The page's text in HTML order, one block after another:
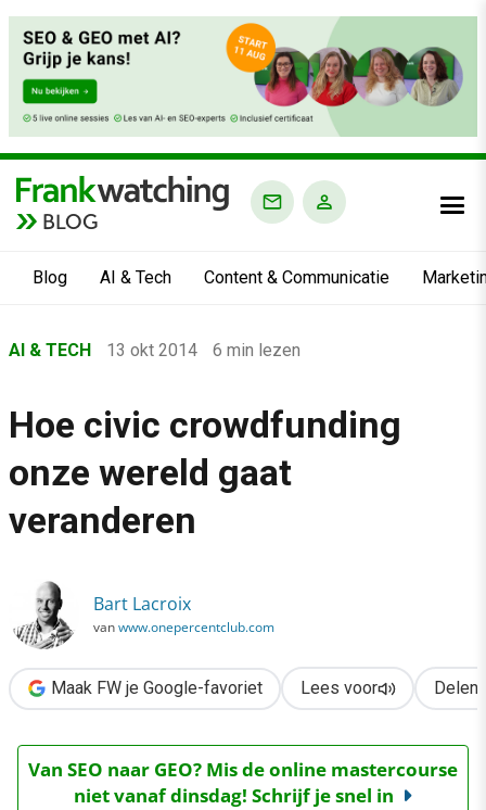
BLOG
Blog AI & Tech Content & Communicatie
›
›
AI & Tech
Hoe civic crowdfunding onze wereld gaat veranderen
AI & TECH 13 okt 2014 6 min lezen
Hoe civic crowdfunding
onze wereld gaat
veranderen
Bart Lacroix
vanwww.onepercentclub.com
Maak FW je Google-favoriet Lees voor Delen
Van SEO naar GEO? Mis de online mastercourse
niet vanaf dinsdag! Schrijf je snel in